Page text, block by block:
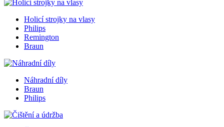
Holicí strojky na vlasy
Philips
Remington
Braun
Náhradní díly
Braun
Philips